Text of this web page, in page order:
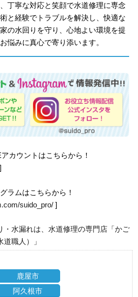
丁寧な対応と笑顔で水道修理に専念
と経験でトラブルを解決し、快適な
の水回りを守り、心地よい環境を提
悩みに真心で寄り添います。
カウントはこちらから！
]
ラムはこちらから！
suido_pro/ ]
・水漏れは、水道修理の専門店「かご
職人）」
鹿屋市
阿久根市